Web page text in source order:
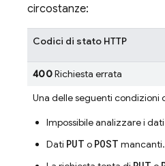
circostanze:
Codici di stato HTTP
400Richiesta errata
Una delle seguenti condizioni
Impossibile analizzare i dati
Dati PUT o POST mancanti.